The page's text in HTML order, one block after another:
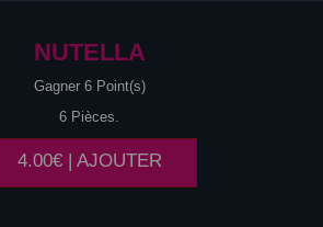
NUTELLA
Gagner 6 Point(s)
6 Pièces.
4.00€ | AJOUTER